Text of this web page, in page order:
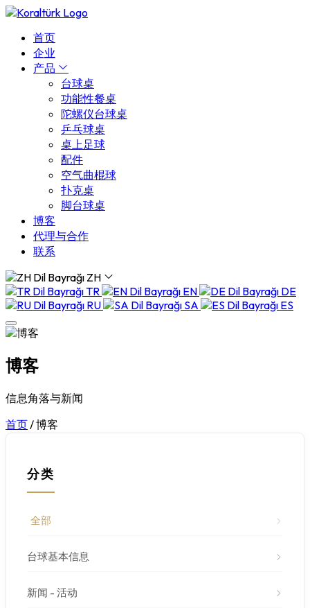
首页
企业
产品
台球桌
功能性餐桌
陀螺仪台球桌
乒乓球桌
桌上足球
配件
空气曲棍球
扑克桌
脚台球桌
博客
代理与合作
联系
ZH
TR
EN
DE
RU
SA ES
博客
信息角落与新闻
首页 /博客
分类
全部
台球基本信息
新闻 - 活动